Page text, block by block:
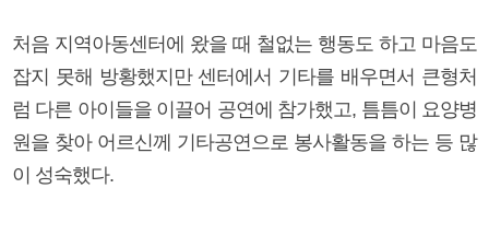
처음 지역아동센터에 왔을 때 철없는 행동도 하고 마음도
잡지 못해 방황했지만 센터에서 기타를 배우면서 큰형처
럼 다른 아이들을 이끌어 공연에 참가했고, 틈틈이 요양병
원을 찾아 어르신께 기타공연으로 봉사활동을 하는 등 많
이 성숙했다.